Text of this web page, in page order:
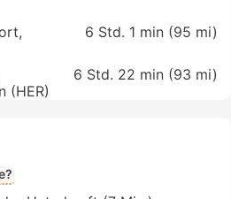
6 Std. 1 min (95 mi)
(HER)
6 Std. 22 min (93 mi)